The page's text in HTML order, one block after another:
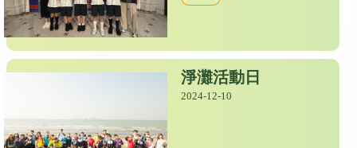
淨灘活動日
2024-12-10